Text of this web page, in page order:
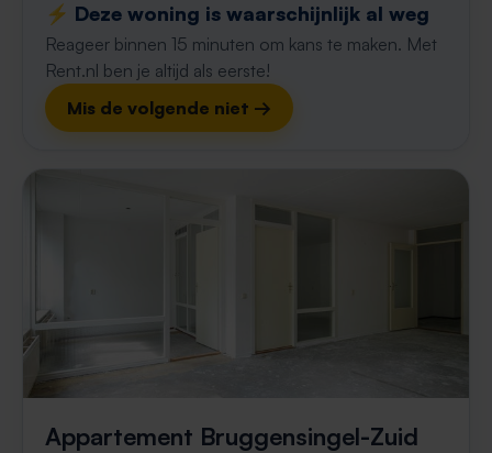
⚡️ Deze woning is waarschijnlijk al weg
Reageer binnen 15 minuten om kans te maken. Met
Rent.nl ben je altijd als eerste!
Mis de volgende niet →
Appartement Bruggensingel-Zuid